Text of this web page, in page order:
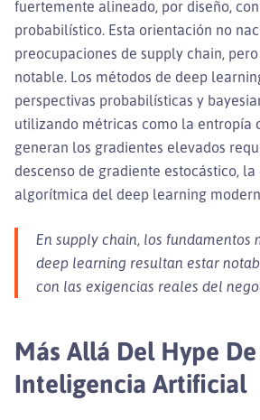
fuertemente alineado, por diseño,
probabilístico. Esta orientación no
preocupaciones de supply chain,
notable. Los métodos de deep
perspectivas probabilísticas y
utilizando métricas como la entropía
generan los gradientes elevados
descenso de gradiente estocástico,
algorítmica del deep learning
En supply chain, los fundamentos
deep learning resultan estar
con las exigencias reales del
Más Allá Del Hype
Inteligencia Artificial